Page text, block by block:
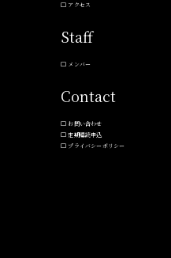
アクセス
Staff
メンバー
Contact
お問い合わせ
定期購読申込
プライバシーポリシー